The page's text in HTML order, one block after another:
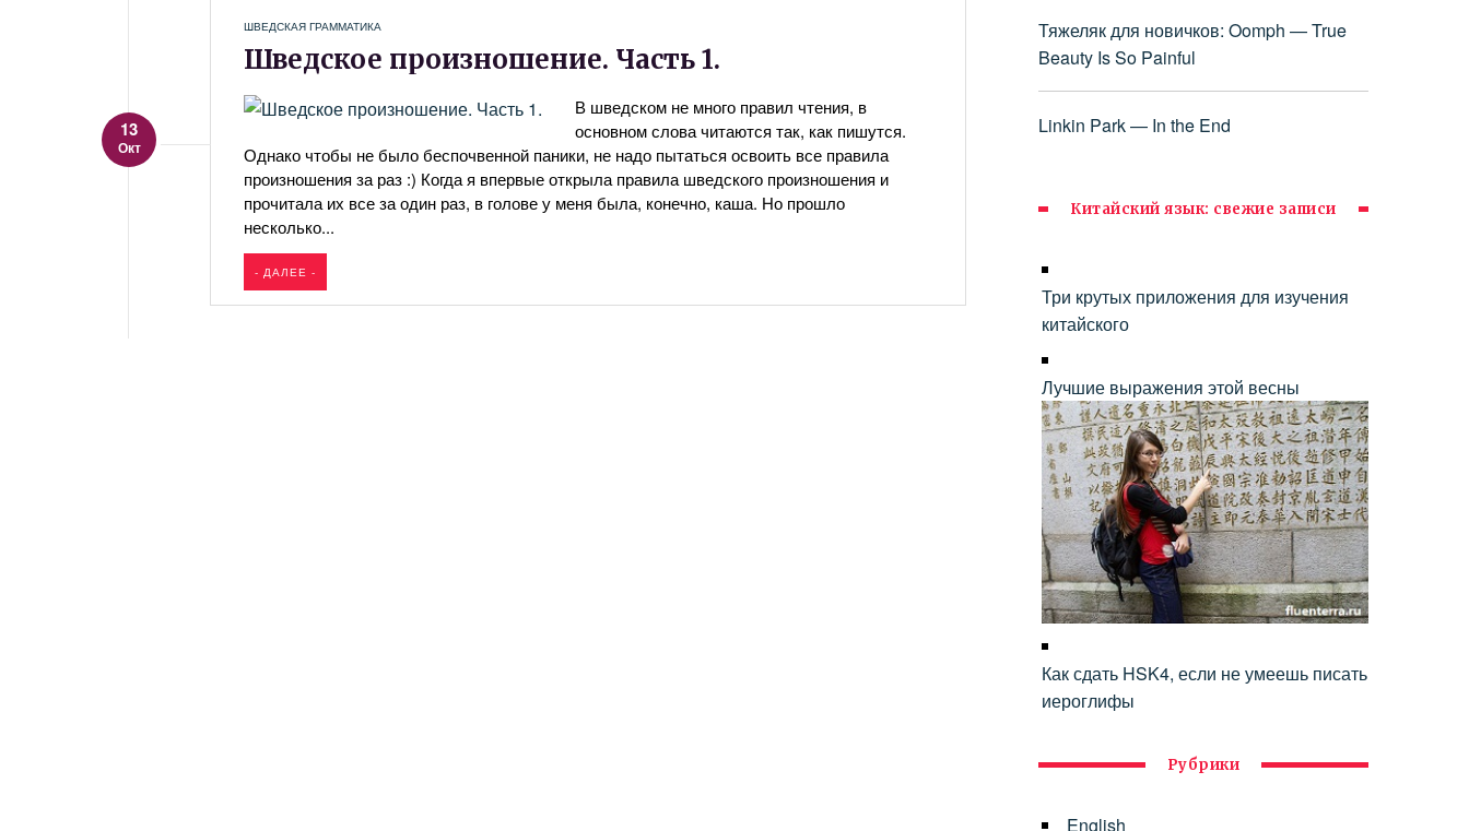
ШВЕДСКАЯ ГРАММАТИКА
Шведское произношение. Часть 1.
13
Окт
В шведском не много правил чтения, в
основном слова читаются так, как пишутся.
Однако чтобы не было беспочвенной паники, не надо пытаться освоить все правила
произношения за раз :) Когда я впервые открыла правила шведского произношения и
прочитала их все за один раз, в голове у меня была, конечно, каша. Но прошло
несколько...
- ДАЛЕЕ -
Тяжеляк для новичков: Oomph — True
Beauty Is So Painful
Linkin Park — In the End
Китайский язык: свежие записи
Три крутых приложения для изучения
китайского
Лучшие выражения этой весны
Как сдать HSK4, если не умеешь писать
иероглифы
Рубрики
English